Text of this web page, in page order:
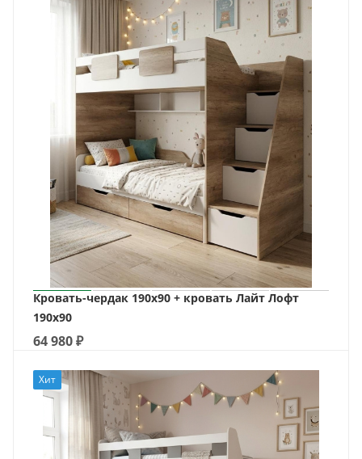
Кровать-чердак 190х90 + кровать Лайт Лофт
190х90
64 980₽
Хит